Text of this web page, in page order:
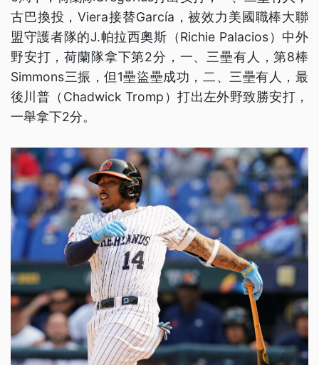
古巴換投，Viera接替García，被效力美國職棒大聯
盟守護者隊的J.帕拉西奧斯（Richie Palacios）中外
野安打，荷蘭隊拿下第2分，一、三壘有人，第8棒
Simmons三振，但1壘盜壘成功，二、三壘有人，最
後川普（Chadwick Tromp）打出左外野致勝安打，
一舉拿下2分。